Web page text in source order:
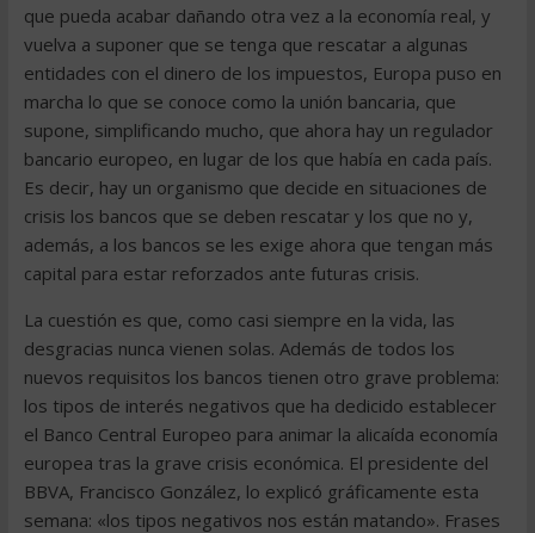
que pueda acabar dañando otra vez a la economía real, y
vuelva a suponer que se tenga que rescatar a algunas
entidades con el dinero de los impuestos, Europa puso en
marcha lo que se conoce como la unión bancaria, que
supone, simplificando mucho, que ahora hay un regulador
bancario europeo, en lugar de los que había en cada país.
Es decir, hay un organismo que decide en situaciones de
crisis los bancos que se deben rescatar y los que no y,
además, a los bancos se les exige ahora que tengan más
capital para estar reforzados ante futuras crisis.
La cuestión es que, como casi siempre en la vida, las
desgracias nunca vienen solas. Además de todos los
nuevos requisitos los bancos tienen otro grave problema:
los tipos de interés negativos que ha dedicido establecer
el Banco Central Europeo para animar la alicaída economía
europea tras la grave crisis económica. El presidente del
BBVA, Francisco González, lo explicó gráficamente esta
semana: «los tipos negativos nos están matando». Frases